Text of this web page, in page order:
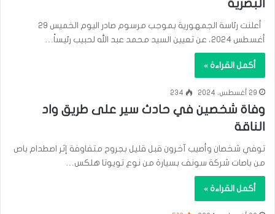
البصرية
أعلنت رئاسة الجمهورية بموجب مرسوم صادر اليوم الخميس 29
أغسطس 2024، عن تعيين السيد محمد عبد الله لحبيب رئيساً…
أكمل القراءة »
29 أغسطس، 2024 234
وفاة شخصين في حادث سير على طريق واد
الناقة
توفي شخصان وأصيب آخرون قبل قليل بجروح متفاوفة إثر اصطدام باص
من باصات شركة سونف بسيارة من نوع تويوتا هلكس…
أكمل القراءة »